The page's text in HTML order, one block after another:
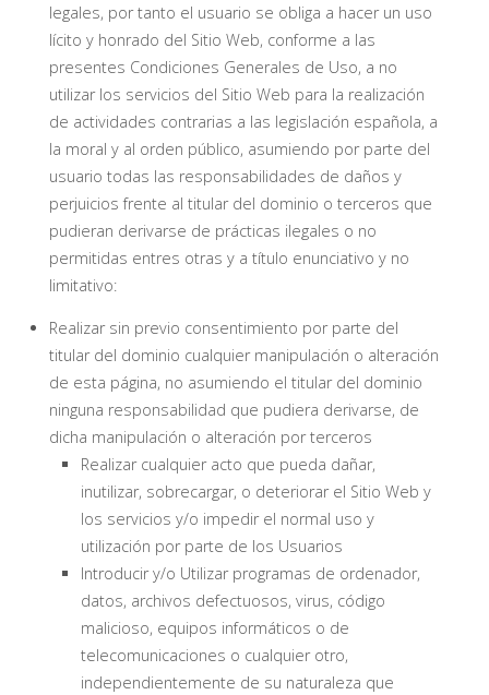
legales, por tanto el usuario se obliga a hacer un uso
lícito y honrado del Sitio Web, conforme a las
presentes Condiciones Generales de Uso, a no
utilizar los servicios del Sitio Web para la realización
de actividades contrarias a las legislación española, a
la moral y al orden público, asumiendo por parte del
usuario todas las responsabilidades de daños y
perjuicios frente al titular del dominio o terceros que
pudieran derivarse de prácticas ilegales o no
permitidas entres otras y a título enunciativo y no
limitativo:
Realizar sin previo consentimiento por parte del
titular del dominio cualquier manipulación o alteración
de esta página, no asumiendo el titular del dominio
ninguna responsabilidad que pudiera derivarse, de
dicha manipulación o alteración por terceros
Realizar cualquier acto que pueda dañar,
inutilizar, sobrecargar, o deteriorar el Sitio Web y
los servicios y/o impedir el normal uso y
utilización por parte de los Usuarios
Introducir y/o Utilizar programas de ordenador,
datos, archivos defectuosos, virus, código
malicioso, equipos informáticos o de
telecomunicaciones o cualquier otro,
independientemente de su naturaleza que